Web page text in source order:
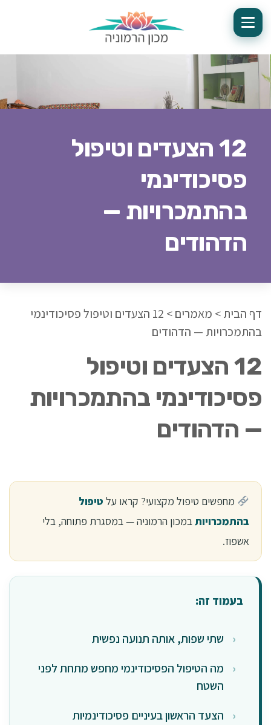
12 הצעדים וטיפול
פסיכודינמי
בהתמכרויות —
הדהודים
דף הבית> מאמרים>
12 הצעדים וטיפול פסיכודינמי
בהתמכרויות — הדהודים
12 הצעדים וטיפול
פסיכודינמי בהתמכרויות
— הדהודים
מחפשים טיפול מקצועי? קראו על טיפול
בהתמכרויותבמכון הרמוניה — במסגרת פתוחה, בלי
אשפוז.
בעמוד זה:
שתי שפות, אותה תנועה נפשית
מה הטיפול הפסיכודינמי מחפש מתחת לפני
השטח
הצעד הראשון בעיניים פסיכודינמיות